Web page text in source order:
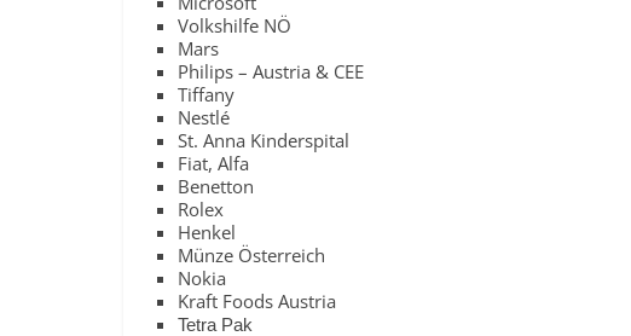
Volkshilfe NÖ
Mars
Philips – Austria & CEE
Tiffany
Nestlé
St. Anna Kinderspital
Fiat, Alfa
Benetton
Rolex
Henkel
Münze Österreich
Nokia
Kraft Foods Austria
Tetra Pak